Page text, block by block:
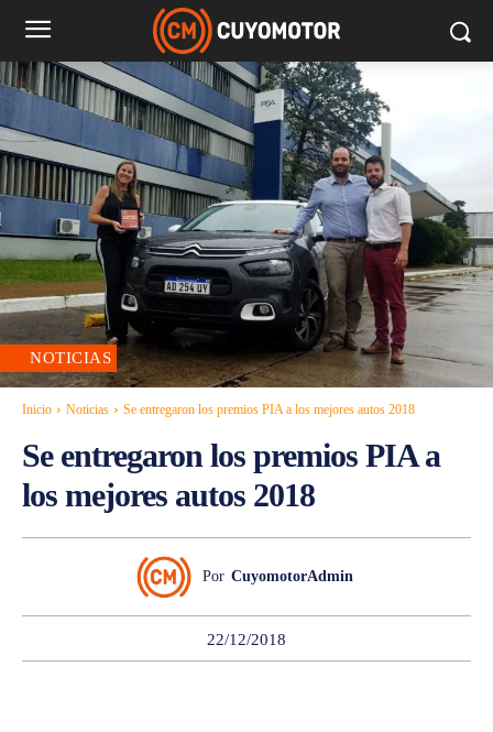
NOTICIAS
Inicio Noticias Se entregaron los premios PIA a los mejores autos 2018
Se entregaron los premios PIA a
los mejores autos 2018
Por CuyomotorAdmin
22/12/2018